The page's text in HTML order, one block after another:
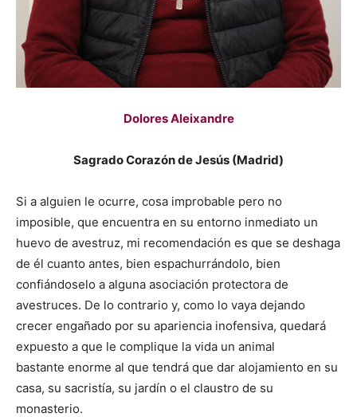
Dolores Aleixandre
Sagrado Corazón de Jesús (Madrid)
Si a alguien le ocurre, cosa improbable pero no
imposible, que encuentra en su entorno inmediato un
huevo de avestruz, mi recomendación es que se deshaga
de él cuanto antes, bien espachurrándolo, bien
confiándoselo a alguna asociación protectora de
avestruces. De lo contrario y, como lo vaya dejando
crecer engañado por su apariencia inofensiva, quedará
expuesto a que le complique la vida un animal
bastante enorme al que tendrá que dar alojamiento en su
casa, su sacristía, su jardín o el claustro de su
monasterio.